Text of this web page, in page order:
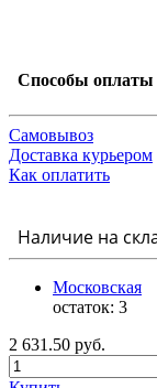
Способы оплаты
Самовывоз
Доставка курьером
Как оплатить
Наличие на
Московская
остаток: 3
2 631.50 руб.